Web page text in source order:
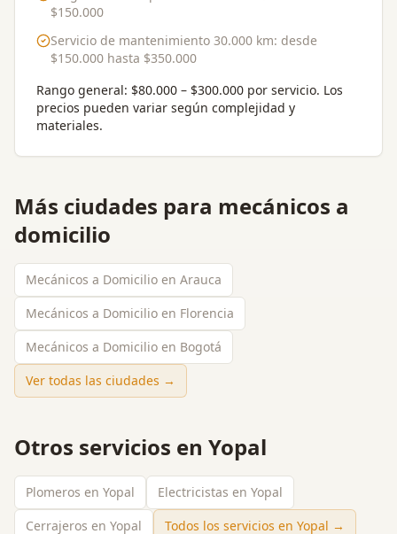
$150.000
Servicio de mantenimiento 30.000 km: desde
$150.000 hasta $350.000
Rango general: $80.000 – $300.000 por servicio. Los
precios pueden variar según complejidad y
materiales.
Más ciudades para mecánicos a
domicilio
Mecánicos a Domicilio en Arauca
Mecánicos a Domicilio en Florencia
Mecánicos a Domicilio en Bogotá
Ver todas las ciudades →
Otros servicios en Yopal
Plomeros en Yopal
Electricistas en Yopal
Cerrajeros en Yopal
Todos los servicios en Yopal →